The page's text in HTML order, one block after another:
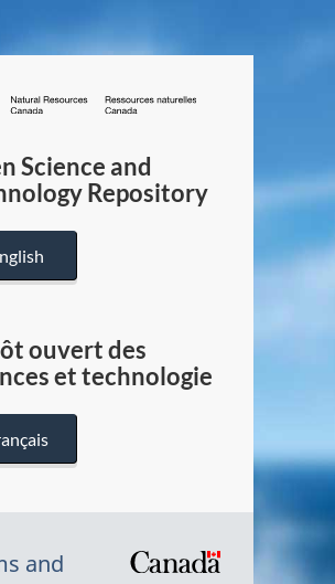
/
Canada
Science and
Repository
ouvert des
et technologie
and